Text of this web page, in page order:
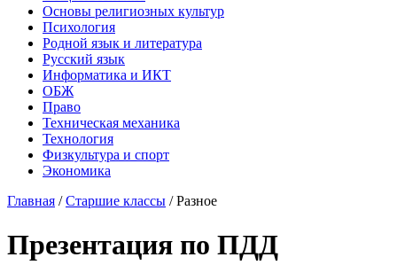
Основы религиозных культур
Психология
Родной язык и литература
Русский язык
Информатика и ИКТ
ОБЖ
Право
Техническая механика
Технология
Физкультура и спорт
Экономика
Главная /Старшие классы /Разное
Презентация по ПДД